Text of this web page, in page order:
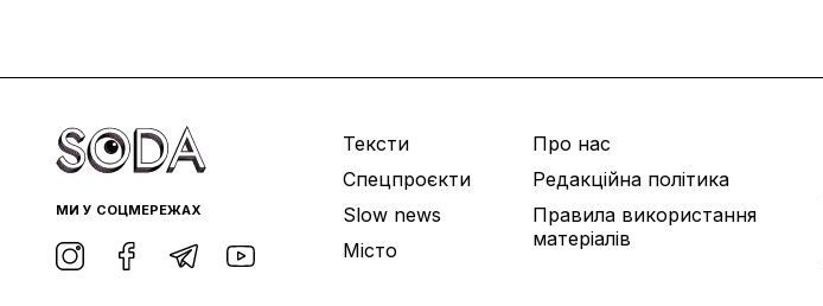
МИ У СОЦМЕРЕЖАХ
Тексти
Спецпроєкти
Slow news
Місто
Про нас
Редакційна політика
Правила використання
матеріалів